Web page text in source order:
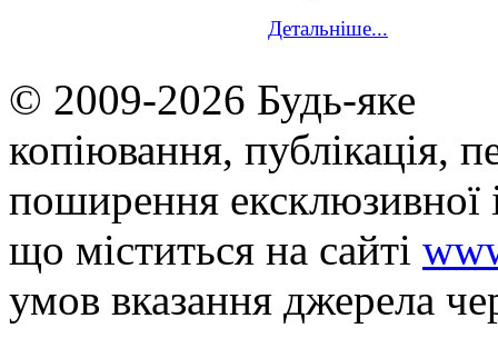
Детальніше...
© 2009-2026 Будь-яке
копiювання, публiкацiя,
поширення
що мiститься на сайті
умов вказання джерела